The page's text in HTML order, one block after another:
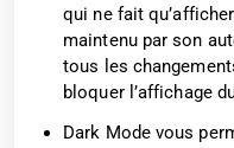
qui ne fait
maintenu par son
tous les
bloquer l’affichage
Dark Mode vous